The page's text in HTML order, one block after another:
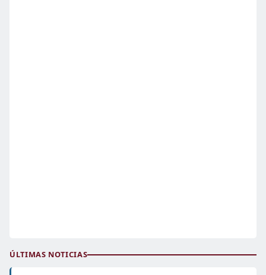
ÚLTIMAS NOTICIAS